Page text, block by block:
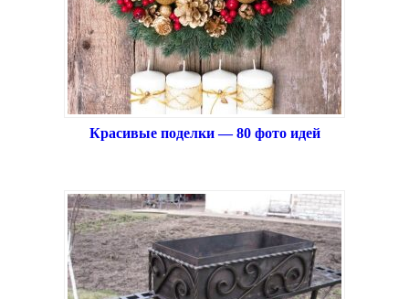
Красивые поделки — 80 фото идей